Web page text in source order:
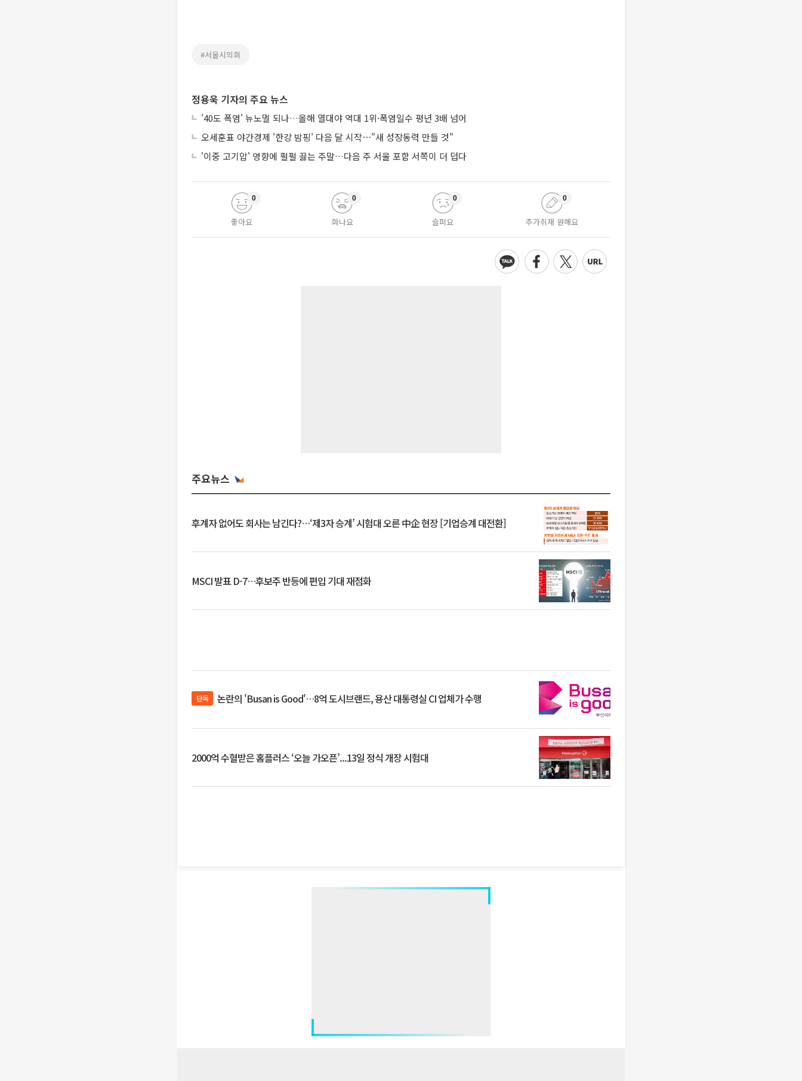
#서울시의회
정용욱 기자의 주요 뉴스
'40도 폭염' 뉴노멀 되나…올해 열대야 역대 1위·폭염일수 평년 3배 넘어
오세훈표 야간경제 '한강 밤핑' 다음 달 시작⋯"새 성장동력 만들 것"
'이중 고기압' 영향에 펄펄 끓는 주말…다음 주 서울 포함 서쪽이 더 덥다
좋아요
0
화나요
0
슬퍼요
0
추가취재 원해요
0
주요뉴스
후계자 없어도 회사는 남긴다?…‘제3자 승계’ 시험대 오른 中企 현장 [기업승계 대전환]
MSCI 발표 D-7…후보주 반등에 편입 기대 재점화
단독 논란의 'Busan is Good'…8억 도시브랜드, 용산 대통령실 CI 업체가 수행
2000억 수혈받은 홈플러스 ‘오늘 가오픈’...13일 정식 개장 시험대